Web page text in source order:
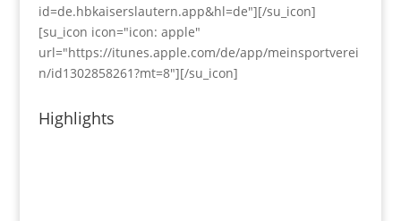
id=de.hbkaiserslautern.app&hl=de"][/su_icon]
[su_icon icon="icon: apple"
url="https://itunes.apple.com/de/app/meinsportverei
n/id1302858261?mt=8"][/su_icon]
Highlights